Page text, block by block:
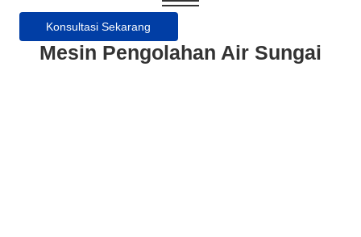
Konsultasi Sekarang
Mesin Pengolahan Air Sungai